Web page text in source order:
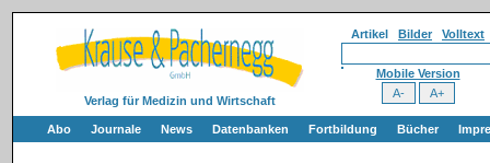
Verlag für Medizin und Wirtschaft
Artikel Bilder Volltext
Mobile Version
Abo Journale News Datenbanken Fortbildung Bücher